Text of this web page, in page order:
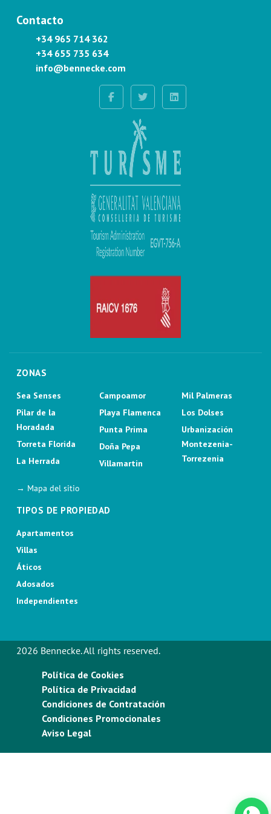
Contacto
+34 965 714 362
+34 655 735 634
info@bennecke.com
ZONAS
Sea Senses
Pilar de la
Horadada
Torreta Florida
La Herrada
Campoamor
Playa Flamenca
Punta Prima
Doña Pepa
Villamartin
Mil Palmeras
Los Dolses
Urbanización
Montezenia-
Torrezenia
→ Mapa del sitio
TIPOS DE PROPIEDAD
Apartamentos
Villas
Áticos
Adosados
Independientes
2026 Bennecke. All rights reserved.
Política de Cookies
Política de Privacidad
Condiciones de Contratación
Condiciones Promocionales
Aviso Legal